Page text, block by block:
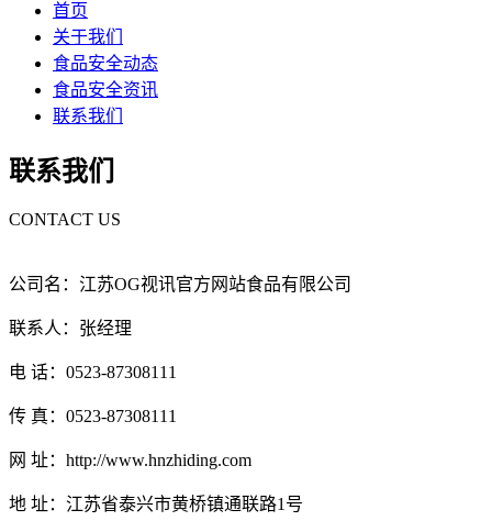
首页
关于我们
食品安全动态
食品安全资讯
联系我们
联系我们
CONTACT US
公司名：江苏OG视讯官方网站食品有限公司
联系人：张经理
电 话：0523-87308111
传 真：0523-87308111
网 址：http://www.hnzhiding.com
地 址：江苏省泰兴市黄桥镇通联路1号